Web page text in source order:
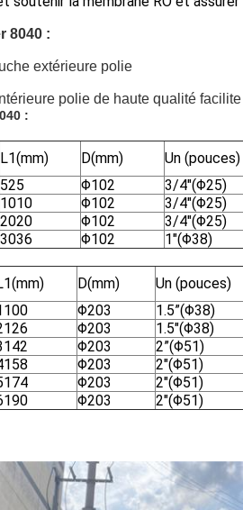
8040 :
extérieure polie
polie de haute qualité
:
L1(mm) D(mm) Un (pouces)
525 Φ102 3/4"(Φ25)
1010 Φ102 3/4"(Φ25)
2020 Φ102 3/4"(Φ25)
3036 Φ102 1"(Φ38)
D(mm) Un (pouces)
Φ203 1.5”(Φ38)
Φ203 1.5"(Φ38)
Φ203 2”(Φ51)
Φ203 2"(Φ51)
Φ203 2"(Φ51)
Φ203 2"(Φ51)